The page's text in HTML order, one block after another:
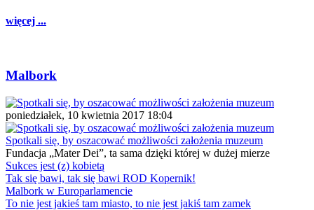
więcej ...
Malbork
poniedziałek, 10 kwietnia 2017 18:04
Spotkali się, by oszacować możliwości założenia muzeum
Fundacja „Mater Dei”, ta sama dzięki której w dużej mierze
Sukces jest (z) kobietą
Tak się bawi, tak się bawi ROD Kopernik!
Malbork w Europarlamencie
To nie jest jakieś tam miasto, to nie jest jakiś tam zamek